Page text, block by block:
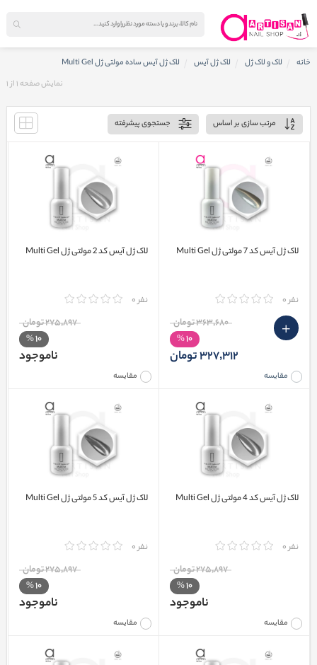
خانه لاک و لاک ژل لاک ژل آیس
لاک ژل آیس ساده مولتی ژل Multi Gel
نمایش صفحه 1از1
مرتب سازی بر اساس جستجوی پیشرفته
لاک ژل آیس کد 7 مولتی ژل Multi Gel
نفر 0
مقایسه
363٬680 تومان
10
%
327٬312 تومان
لاک ژل آیس کد 2 مولتی ژل Multi Gel
نفر 0
مقایسه
275٬897 تومان
10
%
ناموجود
لاک ژل آیس کد 4 مولتی ژل Multi Gel
نفر 0
مقایسه
275٬897 تومان
10
%
ناموجود
لاک ژل آیس کد 5 مولتی ژل Multi Gel
نفر 0
مقایسه
275٬897 تومان
10
%
ناموجود